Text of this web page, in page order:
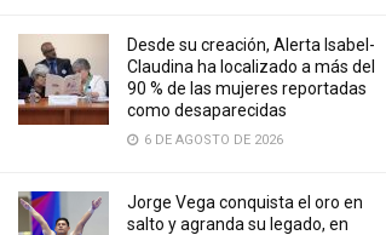
Desde su creación, Alerta Isabel-
Claudina ha localizado a más del
90 % de las mujeres reportadas
como desaparecidas
6 DE AGOSTO DE 2026
Jorge Vega conquista el oro en
salto y agranda su legado, en